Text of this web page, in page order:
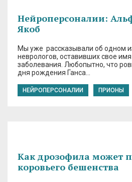
Нейроперсоналии:
Якоб
Мы уже рассказывали об одном
неврологов, оставивших свое
заболевания. Любопытно, что
дня рождения Ганса…
НЕЙРОПЕРСОНАЛИИ ПРИОНЫ
Как дрозофила может
коровьего бешенства